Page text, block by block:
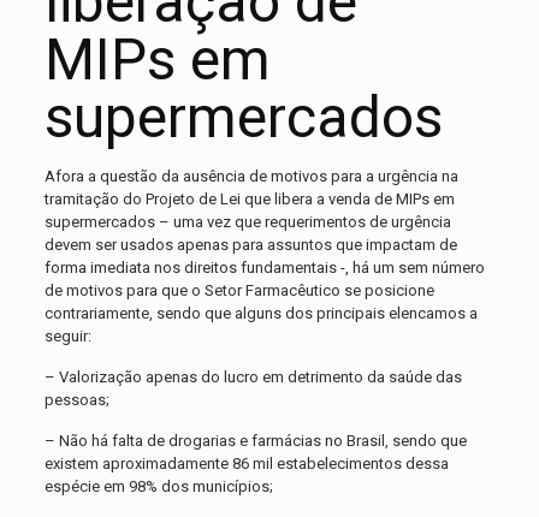
MIPs em
supermercados
Afora a questão da ausência de motivos para a urgência na
tramitação do Projeto de Lei que libera a venda de MIPs em
supermercados – uma vez que requerimentos de urgência
devem ser usados apenas para assuntos que impactam de
forma imediata nos direitos fundamentais -, há um sem número
de motivos para que o Setor Farmacêutico se posicione
contrariamente, sendo que alguns dos principais elencamos a
seguir:
– Valorização apenas do lucro em detrimento da saúde das
pessoas;
– Não há falta de drogarias e farmácias no Brasil, sendo que
existem aproximadamente 86 mil estabelecimentos dessa
espécie em 98% dos municípios;